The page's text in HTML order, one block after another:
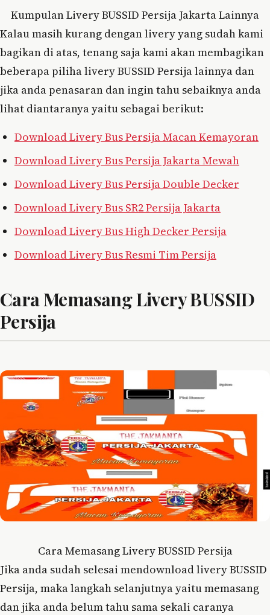
Kumpulan Livery BUSSID Persija Jakarta Lainnya
Kalau masih kurang dengan livery yang sudah kami
bagikan di atas, tenang saja kami akan membagikan
beberapa piliha livery BUSSID Persija lainnya dan
jika anda penasaran dan ingin tahu sebaiknya anda
lihat diantaranya yaitu sebagai berikut:
Download Livery Bus Persija Macan Kemayoran
Download Livery Bus Persija Jakarta Mewah
Download Livery Bus Persija Double Decker
Download Livery Bus SR2 Persija Jakarta
Download Livery Bus High Decker Persija
Download Livery Bus Resmi Tim Persija
Cara Memasang Livery BUSSID
Persija
Cara Memasang Livery BUSSID Persija
Jika anda sudah selesai mendownload livery BUSSID
Persija, maka langkah selanjutnya yaitu memasang
dan jika anda belum tahu sama sekali caranya